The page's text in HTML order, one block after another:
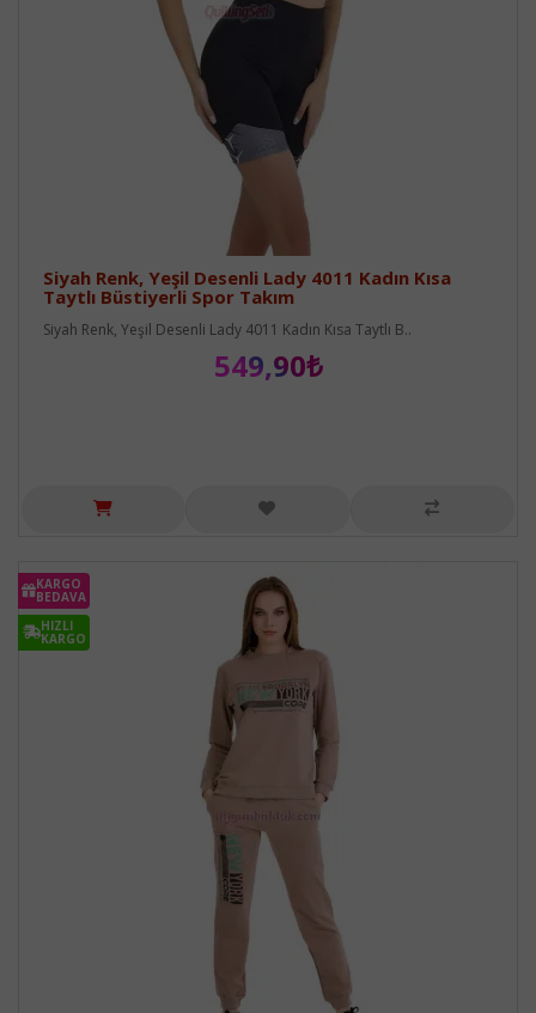
Siyah Renk, Yeşil Desenli Lady 4011 Kadın Kısa
Taytlı Büstiyerli Spor Takım
Siyah Renk, Yeşil Desenli Lady 4011 Kadın Kısa Taytlı B..
549,90₺
KARGO
BEDAVA
HIZLI
KARGO